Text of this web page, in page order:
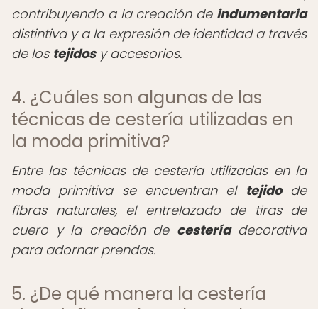
contribuyendo a la creación de indumentaria
distintiva y a la expresión de identidad a través
de los tejidosy accesorios.
4. ¿Cuáles son algunas de las
técnicas de cestería utilizadas en
la moda primitiva?
Entre las técnicas de cestería utilizadas en la
moda primitiva se encuentran el tejidode
fibras naturales, el entrelazado de tiras de
cuero y la creación de cesteríadecorativa
para adornar prendas.
5. ¿De qué manera la cestería